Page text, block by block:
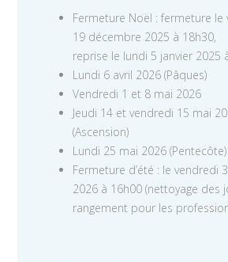
Fermeture Noël : fermeture le
19 décembre 2025 à 18h30,
reprise le lundi 5 janvier 2025
Lundi 6 avril 2026 (Pâques)
Vendredi 1 et 8 mai 2026
Jeudi 14 et vendredi 15 mai
(Ascension)
Lundi 25 mai 2026 (Pentecôte)
Fermeture d’été : le vendredi
2026 à 16h00 (nettoyage des
rangement pour les